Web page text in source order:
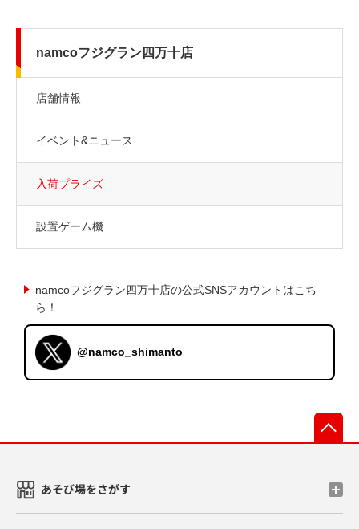
namcoフジグラン四万十店
店舗情報
イベント&ニュース
入荷プライズ
設置ゲーム機
namcoフジグラン四万十店の公式SNSアカウントはこち
ら！
@namco_shimanto
あそび場をさがす